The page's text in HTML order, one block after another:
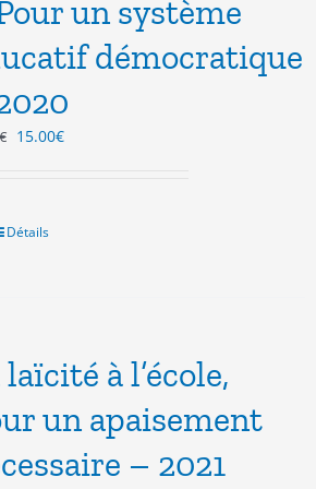
un système
démocratique
Le
18.00€.
15.00€Le
Détails
laïcité à l’école,
un apaisement
– 2021